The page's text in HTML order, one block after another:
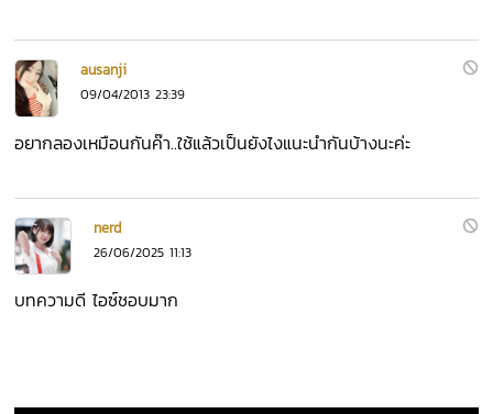
ausanji
09/04/2013 23:39
อยากลองเหมือนกันค๊า..ใช้แล้วเป็นยังไงแนะนำกันบ้างนะค่ะ
nerd
26/06/2025 11:13
บทความดี ไอซ์ชอบมาก